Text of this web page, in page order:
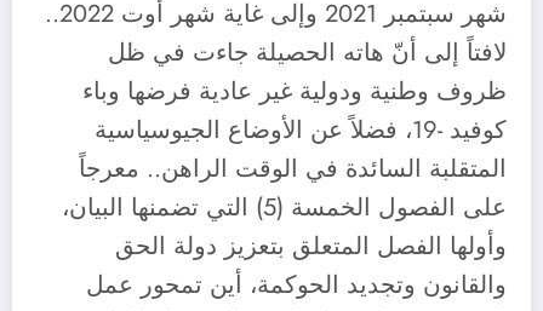
شهر سبتمبر 2021 وإلى غاية شهر أوت 2022..
لافتاً إلى أنّ هاته الحصيلة جاءت في ظل
ظروف وطنية ودولية غير عادية فرضها وباء
كوفيد -19، فضلاً عن الأوضاع الجيوسياسية
المتقلبة السائدة في الوقت الراهن.. معرجاً
على الفصول الخمسة (5) التي تضمنها البيان،
وأولها الفصل المتعلق بتعزيز دولة الحق
والقانون وتجديد الحوكمة، أين تمحور عمل